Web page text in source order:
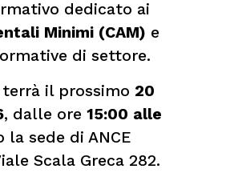
dedicato ai
Minimi (CAM) e
di settore.
terrà il prossimo 20
, dalle ore 15:00 alle
la sede di ANCE
Scala Greca 282.